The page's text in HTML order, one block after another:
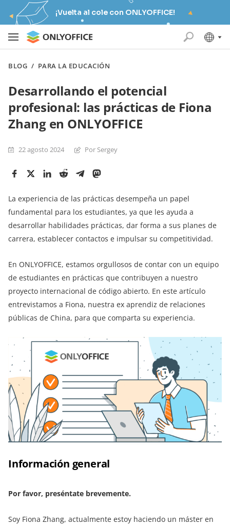
¡Vuelta al cole con ONLYOFFICE!
BLOG / PARA LA EDUCACIÓN
Desarrollando el potencial
profesional: las prácticas de Fiona
Zhang en ONLYOFFICE
22 agosto 2024 Por Sergey
La experiencia de las prácticas desempeña un papel
fundamental para los estudiantes, ya que les ayuda a
desarrollar habilidades prácticas, dar forma a sus planes de
carrera, establecer contactos e impulsar su competitividad.
En ONLYOFFICE, estamos orgullosos de contar con un equipo
de estudiantes en prácticas que contribuyen a nuestro
proyecto internacional de código abierto. En este artículo
entrevistamos a Fiona, nuestra ex aprendiz de relaciones
públicas de China, para que comparta su experiencia.
Información general
Por favor, preséntate brevemente.
Soy Fiona Zhang, actualmente estoy haciendo un máster en